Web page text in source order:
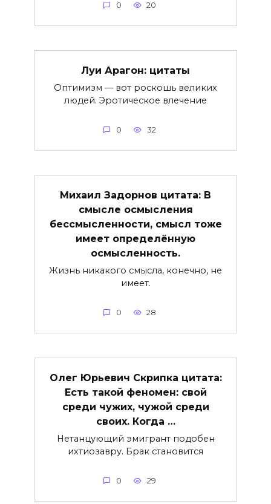
0 20
Луи Арагон: цитаты
Оптимизм — вот роскошь великих
людей. Эротическое влечение
0 32
Михаил Задорнов цитата: В
смысле осмысления
бессмысленности, смысл тоже
имеет определённую
осмысленность.
Жизнь никакого смысла, конечно, не
имеет.
0 28
Олег Юрьевич Скрипка цитата:
Есть такой феномен: свой
среди чужих, чужой среди
своих. Когда …
Нетанцующий эмигрант подобен
ихтиозавру. Брак становится
0 29